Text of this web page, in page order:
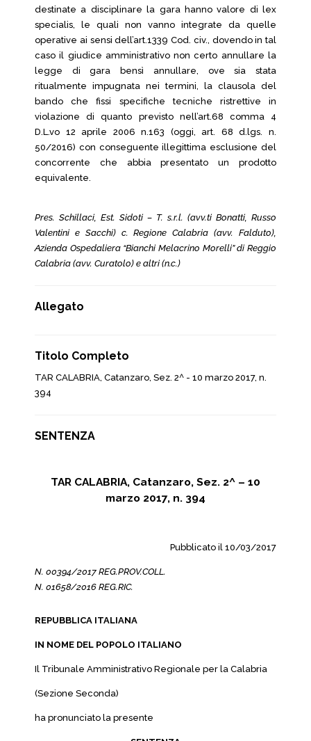
destinate a disciplinare la gara hanno valore di lex
specialis, le quali non vanno integrate da quelle
operative ai sensi dell’art.1339 Cod. civ., dovendo in tal
caso il giudice amministrativo non certo annullare la
legge di gara bensì annullare, ove sia stata
ritualmente impugnata nei termini, la clausola del
bando che fissi specifiche tecniche ristrettive in
violazione di quanto previsto nell’art.68 comma 4
D.L.vo 12 aprile 2006 n.163 (oggi, art. 68 d.lgs. n.
50/2016) con conseguente illegittima esclusione del
concorrente che abbia presentato un prodotto
equivalente.
Pres. Schillaci, Est. Sidoti – T. s.r.l. (avv.ti Bonatti, Russo
Valentini e Sacchi) c. Regione Calabria (avv. Falduto),
Azienda Ospedaliera “Bianchi Melacrino Morelli” di Reggio
Calabria (avv. Curatolo) e altri (n.c.)
Allegato
Titolo Completo
TAR CALABRIA, Catanzaro, Sez. 2^ - 10 marzo 2017, n.
394
SENTENZA
TAR CALABRIA, Catanzaro, Sez. 2^ – 10
marzo 2017, n. 394
Pubblicato il 10/03/2017
N. 00394/2017 REG.PROV.COLL.
N. 01658/2016 REG.RIC.
REPUBBLICA ITALIANA
IN NOME DEL POPOLO ITALIANO
Il Tribunale Amministrativo Regionale per la Calabria
(Sezione Seconda)
ha pronunciato la presente